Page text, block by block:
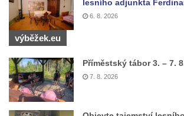
kláštera dominikánů v Českých
Budějovicích
Sousoší Kalvárie před klášterem
dominikánů u Piaristického náměstí v
Českých Budějovicích
Socha svatého Václava u pramene v
Semilech
lesního adjunkta
6. 8. 2026
výběžek.eu
Příměstský tábor 3. – 7.
7. 8. 2026